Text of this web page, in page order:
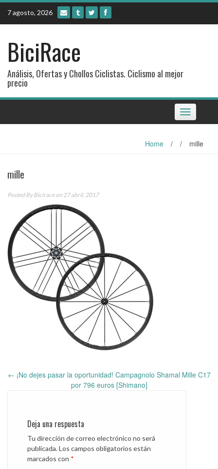
Skip
content
7 agosto, 2026
BiciRace
Análisis, Ofertas y Chollos Ciclistas. Ciclismo al mejor
precio
Toggle
navigation
Home / / mille
mille
Posted ByBiciraceon 27 abril, 2017
navigation
← ¡No dejes pasar la oportunidad! Campagnolo Shamal Mille C17
por 796 euros [Shimano]
Deja una respuesta
Tu dirección de correo electrónico no será
publicada.Los campos obligatorios están
marcados con *